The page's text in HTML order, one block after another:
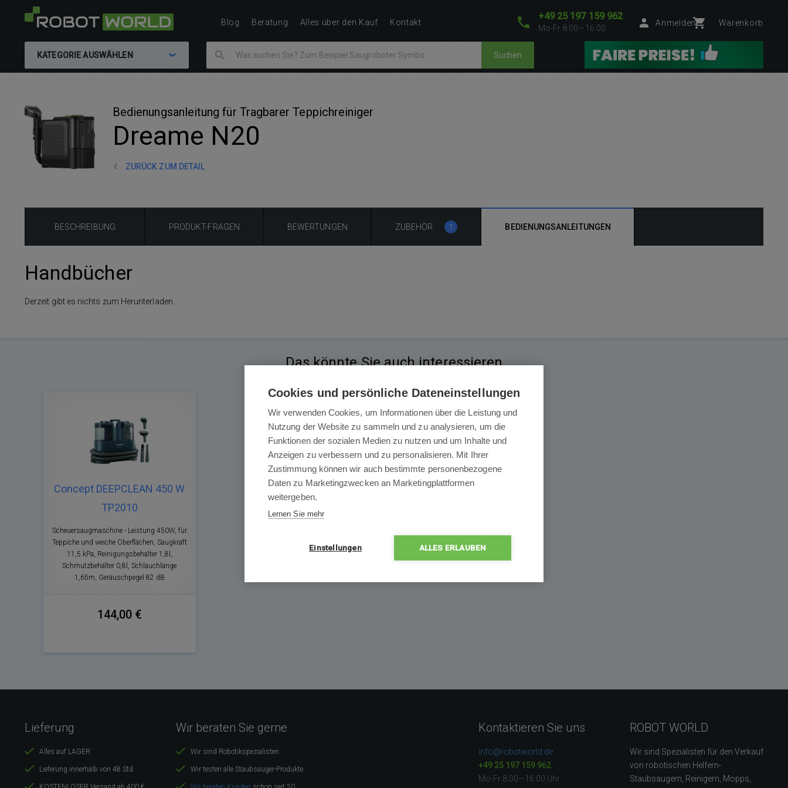
+49 25 197 159 962
Mo-Fr 8:00—16:00
Anmelden Warenkorb
KATEGORIE AUSWÄHLEN Suchen
Bedienungsanleitung für Tragbarer Teppichreiniger
Dreame N20
ZURÜCK ZUM DETAIL
BESCHREIBUNG PRODUKT-FRAGEN BEWERTUNGEN ZUBEHÖR 1 BEDIENUNGSANLEITUNGEN
Handbücher
Derzeit gibt es nichts zum Herunterladen.
Das könnte Sie auch interessieren
Concept DEEPCLEAN 450 W
TP2010
Scheuersaugmaschine - Leistung 450W, für
Teppiche und weiche Oberflächen, Saugkraft
11,5 kPa, Reinigungsbehälter 1,8l,
Schmutzbehälter 0,8l, Schlauchlänge
1,65m, Geräuschpegel 82 dB
144,00 €
Blog Beratung Alles über den Kauf Kontakt
Lieferung
Alles auf LAGER
Lieferung innerhalb von 48 Std.
Wir beraten Sie gerne
Wir sind Robotikspezialisten
Wir testen alle Staubsauger-Produkte
Kontaktieren Sie uns
info@robotworld.de
+49 25 197 159 962
Mo-Fr 8:00—16:00 Uhr
ROBOT WORLD
Wir sind Spezialisten für den Verkauf
von robotischen Helfern-
Staubsaugern, Reinigern, Mopps,
Cookies und persönliche Dateneinstellungen
Wir verwenden Cookies, um Informationen über die Leistung und
Nutzung der Website zu sammeln und zu analysieren, um die
Funktionen der sozialen Medien zu nutzen und um Inhalte und
Anzeigen zu verbessern und zu personalisieren. Mit Ihrer
Zustimmung können wir auch bestimmte personenbezogene
Daten zu Marketingzwecken an Marketingplattformen
weitergeben.
Lernen Sie mehr
Einstellungen ALLES ERLAUBEN